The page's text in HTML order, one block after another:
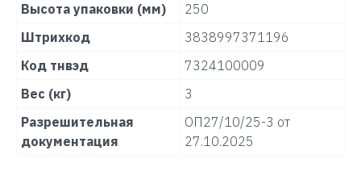
Высота упаковки (мм)
250
Штрихкод
3838997371196
Код тнвэд
7324100009
Вес (кг)
3
Разрешительная
документация
ОП27/10/25-3 от
27.10.2025